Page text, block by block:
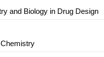
and Biology in Drug Design